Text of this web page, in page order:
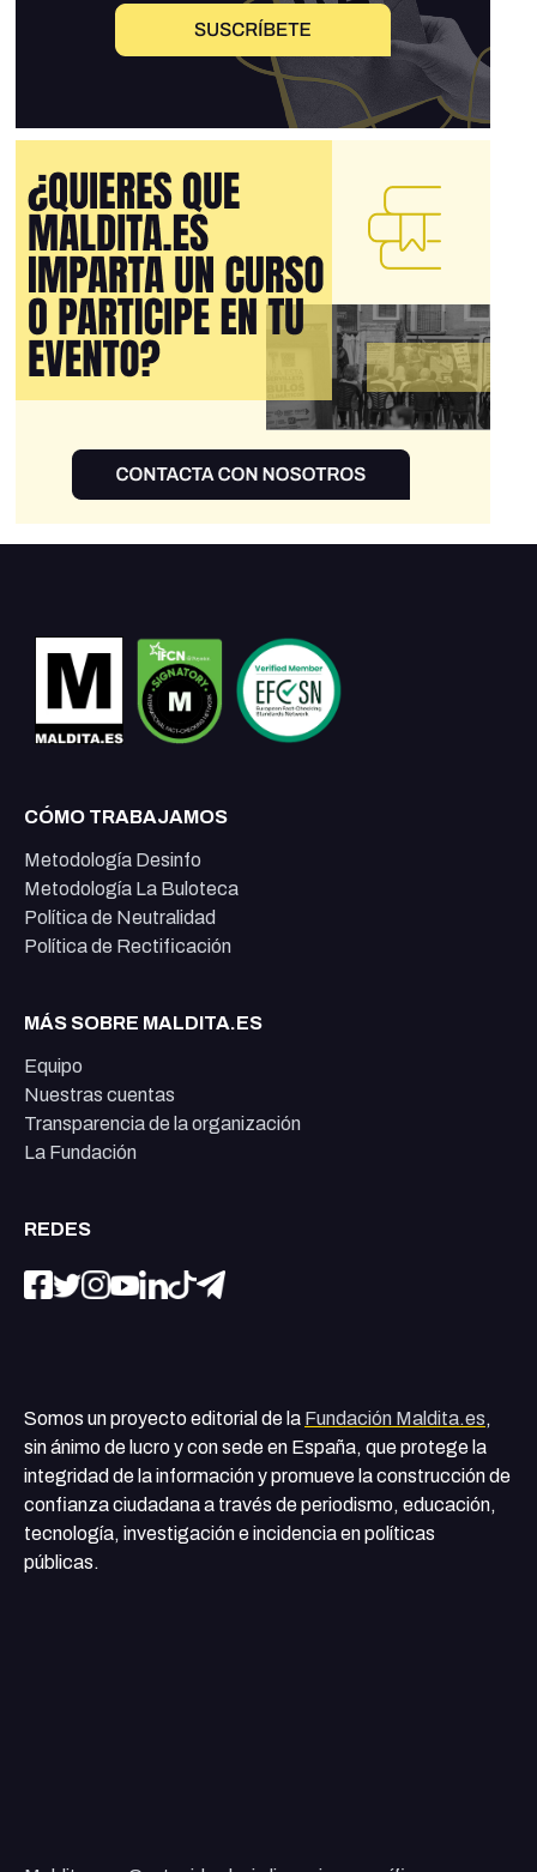
CÓMO TRABAJAMOS
Metodología Desinfo
Metodología La Buloteca
Política de Neutralidad
Política de Rectificación
MÁS SOBRE MALDITA.ES
Equipo
Nuestras cuentas
Transparencia de la organización
La Fundación
REDES
Somos un proyecto editorial de la Fundación Maldita.es,
sin ánimo de lucro y con sede en España, que protege la
integridad de la información y promueve la construcción de
confianza ciudadana a través de periodismo, educación,
tecnología, investigación e incidencia en políticas
públicas.